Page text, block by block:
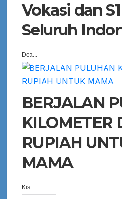
Vokasi dan
Seluruh
Dea...
BERJALAN
KILOMETER
RUPIAH
MAMA
Kis...